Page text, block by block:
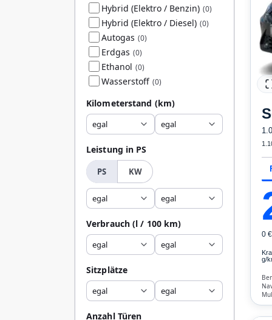
Hybrid (Elektro / Benzin) (0)
Hybrid (Elektro / Diesel) (0)
Autogas (0)
Erdgas (0)
Ethanol (0)
Wasserstoff (0)
Kilometerstand (km)
egal egal
Leistung in PS
PS KW
egal egal
Verbrauch(l / 100 km)
egal egal
Sitzplätze
egal egal
Anzahl Türen
0
g/